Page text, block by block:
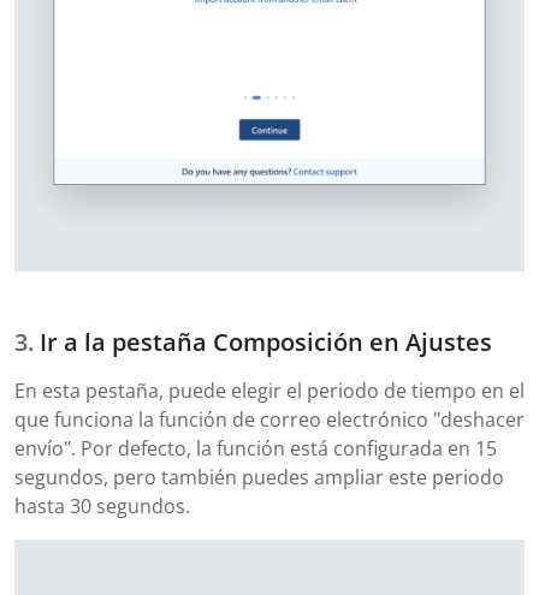
Ir a la pestaña Composición en Ajustes
En esta pestaña, puede elegir el periodo de tiempo en el
que funciona la función de correo electrónico "deshacer
envío". Por defecto, la función está configurada en 15
segundos, pero también puedes ampliar este periodo
hasta 30 segundos.